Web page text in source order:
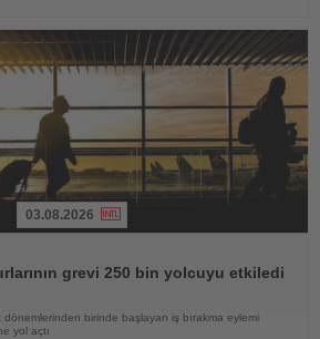
03.08.2026
grevi 250 bin yolcuyu etkiledi
birinde başlayan iş bırakma eylemi
yol açtı